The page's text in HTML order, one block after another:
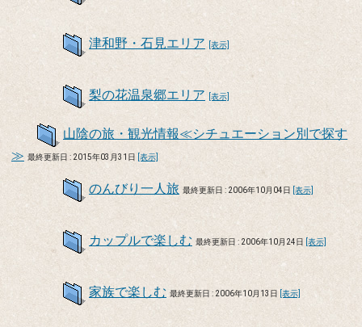
津和野・石見エリア [表示]
梨の花温泉郷エリア [表示]
山陰の旅・観光情報≪シチュエーション別で探す
≫ 最終更新日 : 2015年03月31日 [表示]
のんびり一人旅 最終更新日 : 2006年10月04日 [表示]
カップルで楽しむ 最終更新日 : 2006年10月24日 [表示]
家族で楽しむ 最終更新日 : 2006年10月13日 [表示]